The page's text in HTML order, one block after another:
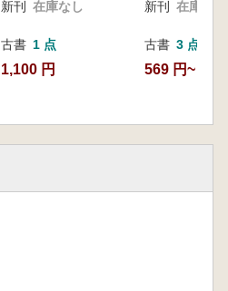
新刊 在庫なし
古書 1 点
1,100 円
新刊 在庫なし
古書 3 点
569 円~